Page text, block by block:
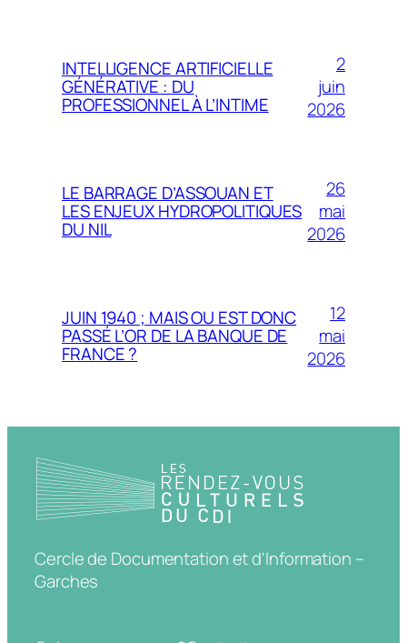
INTELLIGENCE ARTIFICIELLE
GÉNÉRATIVE : DU
PROFESSIONNEL À L’INTIME
2
juin
2026
LE BARRAGE D’ASSOUAN ET
LES ENJEUX HYDROPOLITIQUES
DU NIL
26
mai
2026
JUIN 1940 ; MAIS OU EST DONC
PASSÉ L’OR DE LA BANQUE DE
FRANCE ?
12
mai
2026
Cercle de Documentation et d'Information –
Garches